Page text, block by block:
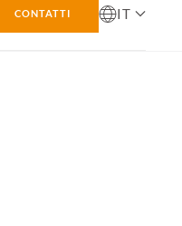
CONTATTI IT